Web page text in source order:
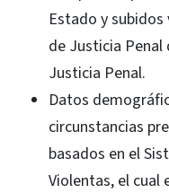
Estado y
de Justicia Penal
Justicia Penal.
Datos
circunstancias
basados en el
Violentas, el cual